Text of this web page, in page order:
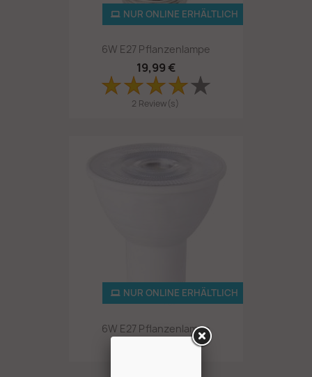
6W E27 Pflanzenlampe
19,99 €
2 Review(s)
NUR ONLINE ERHÄLTLICH
6W E27 Pflanzenlampe
NUR ONLINE ERHÄLTLICH